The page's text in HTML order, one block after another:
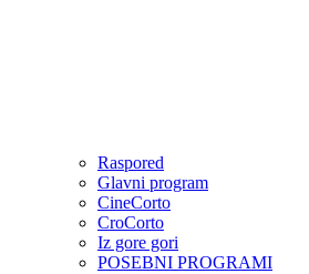
Raspored
Glavni program
CineCorto
CroCorto
Iz gore gori
POSEBNI PROGRAMI